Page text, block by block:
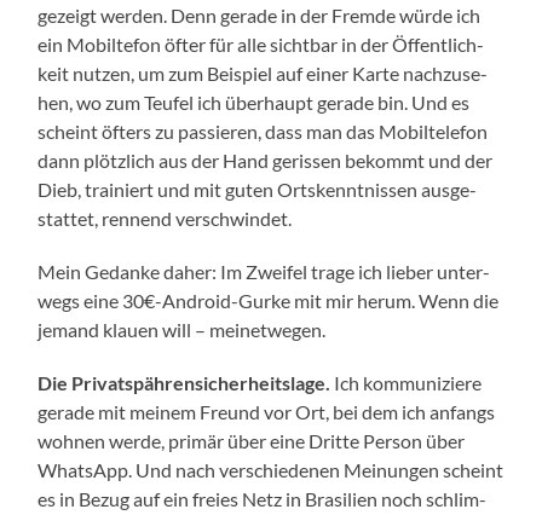
gezeigt wer­den. Denn gera­de in der Frem­de wür­de ich
ein Mobil­te­fon öfter für alle sicht­bar in der Öffent­lich­
keit nut­zen, um zum Bei­spiel auf einer Kar­te nach­zu­se­
hen, wo zum Teu­fel ich über­haupt gera­de bin. Und es
scheint öfters zu pas­sie­ren, dass man das Mobil­te­le­fon
dann plötz­lich aus der Hand geris­sen bekommt und der
Dieb, trai­niert und mit guten Orts­kennt­nis­sen aus­ge­
stat­tet, ren­nend verschwindet.
Mein Gedan­ke daher: Im Zwei­fel tra­ge ich lie­ber unter­
wegs eine 30€-Android-Gurke mit mir her­um. Wenn die
jemand klau­en will – meinetwegen.
Die Pri­vat­späh­ren­si­cher­heits­la­ge. Ich kom­mu­ni­zie­re
gera­de mit mei­nem Freund vor Ort, bei dem ich anfangs
woh­nen wer­de, pri­mär über eine Drit­te Per­son über
Whats­App. Und nach ver­schie­de­nen Mei­nun­gen scheint
es in Bezug auf ein frei­es Netz in Bra­si­li­en noch schlim­